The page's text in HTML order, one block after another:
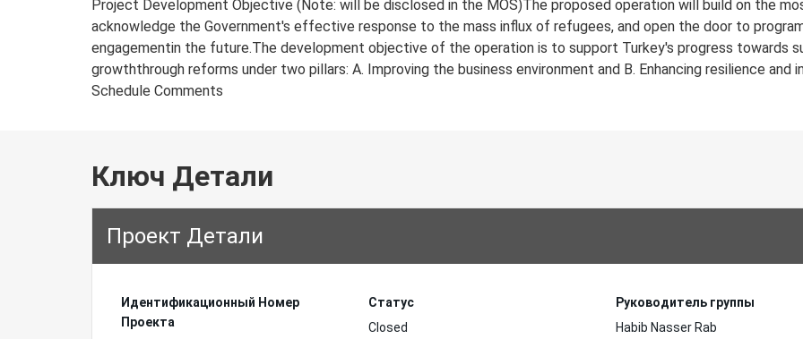
Project Development Objective (Note: will be disclosed in the MOS)The proposed operation will build on the
acknowledge the Government's effective response to the mass influx of refugees, and open the door to
engagementin the future.The development objective of the operation is to support Turkey's progress towards
growththrough reforms under two pillars: A. Improving the business environment and B. Enhancing resilience and
Schedule Comments
Ключ Детали
Проект Детали
Идентификационный Hомер
Проекта
Статус
Closed
Руководитель группы
Habib Nasser Rab